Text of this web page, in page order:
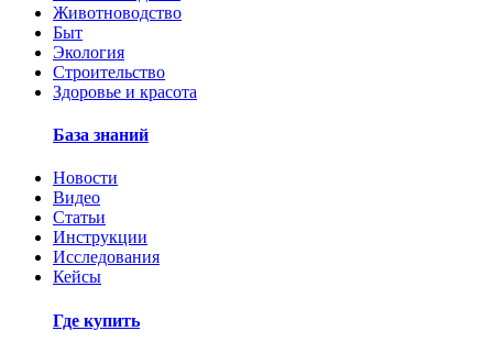
Животноводство
Быт
Экология
Строительство
Здоровье и красота
База знаний
Новости
Видео
Статьи
Инструкции
Исследования
Кейсы
Где купить